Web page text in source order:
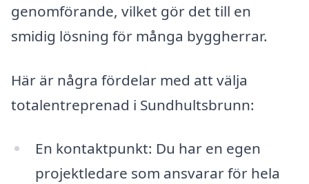
genomförande, vilket gör det till en
smidig lösning för många byggherrar.
Här är några fördelar med att välja
totalentreprenad i Sundhultsbrunn:
En kontaktpunkt: Du har en egen
projektledare som ansvarar för hela